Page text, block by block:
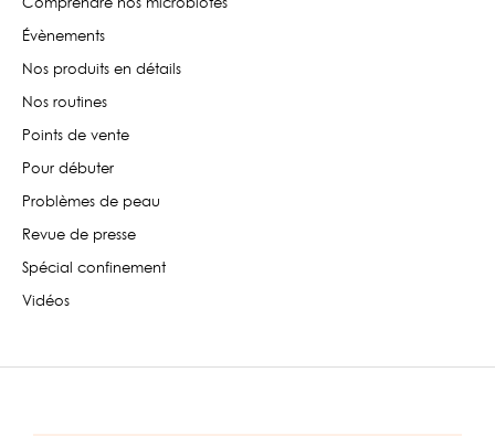
Évènements
Nos produits en détails
Nos routines
Points de vente
Pour débuter
Problèmes de peau
Revue de presse
Spécial confinement
Vidéos